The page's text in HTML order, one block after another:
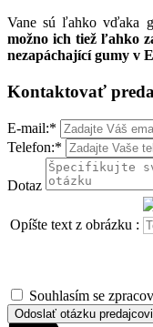
Vane sú ľahko vďaka
možno ich tiež ľahko
nezapáchající gumy v
Kontaktovať
E-mail:*
Telefon:*
Dotaz
Opíšte text z obrázku :
Souhlasím se
Odoslať otázku predajcovi